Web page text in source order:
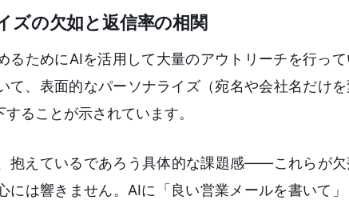
ズの欠如と返信率の相関
るためにAIを活用して大量のアウトリーチを行っ
て、表面的なパーソナライズ（宛名や会社名だけ
ることが示されています。
抱えているであろう具体的な課題感——これらが
には響きません。AIに「良い営業メールを書いて